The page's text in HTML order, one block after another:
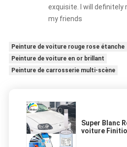
exquisite. I will definitely
my friends
Peinture de voiture rouge rose étanche
Peinture de voiture en or brillant
Peinture de carrosserie multi-scène
Super Blanc
voiture